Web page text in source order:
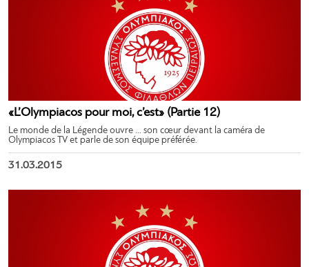
«L’Olympiacos pour moi, c’est» (Partie 12)
Le monde de la Légende ouvre … son cœur devant la caméra de
Olympiacos TV et parle de son équipe préférée.
31.03.2015